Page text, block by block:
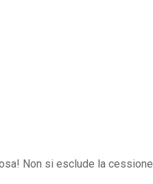
Non si esclude la cessione